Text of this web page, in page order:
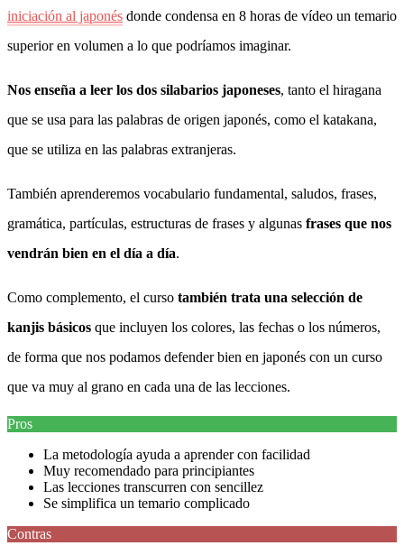
iniciación al japonés donde condensa en 8 horas de vídeo un temario
superior en volumen a lo que podríamos imaginar.
Nos enseña a leer los dos silabarios japoneses, tanto el hiragana
que se usa para las palabras de origen japonés, como el katakana,
que se utiliza en las palabras extranjeras.
También aprenderemos vocabulario fundamental, saludos, frases,
gramática, partículas, estructuras de frases y algunas frases que nos
vendrán bien en el día a día.
Como complemento, el curso también trata una selección de
kanjis básicos que incluyen los colores, las fechas o los números,
de forma que nos podamos defender bien en japonés con un curso
que va muy al grano en cada una de las lecciones.
Pros
La metodología ayuda a aprender con facilidad
Muy recomendado para principiantes
Las lecciones transcurren con sencillez
Se simplifica un temario complicado
Contras